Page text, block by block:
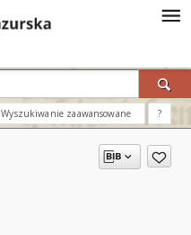
Wyszukiwanie zaawansowane ?